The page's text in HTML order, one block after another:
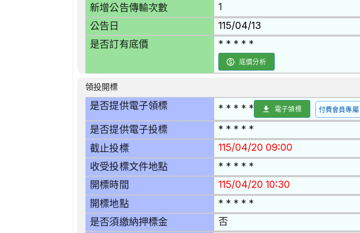
新增公告傳輸次數 1
公告日 115/04/13
是否訂有底價 * * * * *
底價分析
領投開標
是否提供電子領標 * * * * * 電子領標 付費會員專屬
是否提供電子投標 * * * * *
截止投標 115/04/20 09:00
收受投標文件地點 * * * * *
開標時間 115/04/20 10:30
開標地點 * * * * *
是否須繳納押標金 否